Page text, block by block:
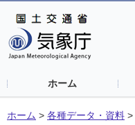
ホーム
ホーム > 各種データ・資料 >